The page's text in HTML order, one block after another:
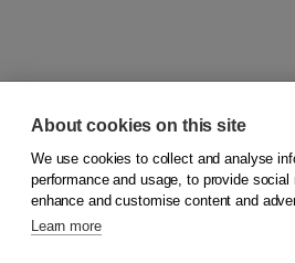
© 2026Koninklijke Boom uitgevers
About cookies on this site
We use cookies to collect and analyse
performance and usage, to provide
enhance and customise content and
Learn more